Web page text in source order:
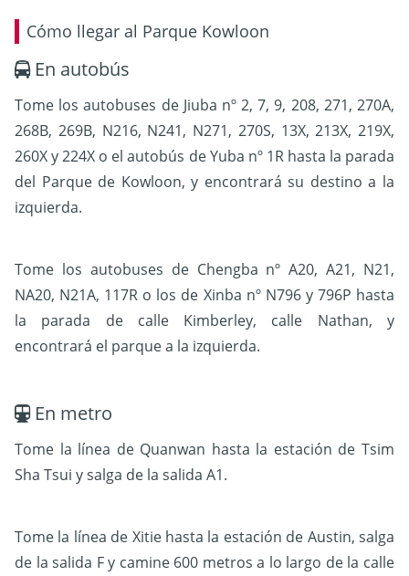
Cómo llegar al Parque Kowloon
En autobús
Tome los autobuses de Jiuba nº 2, 7, 9, 208, 271, 270A,
268B, 269B, N216, N241, N271, 270S, 13X, 213X, 219X,
260X y 224X o el autobús de Yuba nº 1R hasta la parada
del Parque de Kowloon, y encontrará su destino a la
izquierda.
Tome los autobuses de Chengba nº A20, A21, N21,
NA20, N21A, 117R o los de Xinba nº N796 y 796P hasta
la parada de calle Kimberley, calle Nathan, y
encontrará el parque a la izquierda.
En metro
Tome la línea de Quanwan hasta la estación de Tsim
Sha Tsui y salga de la salida A1.
Tome la línea de Xitie hasta la estación de Austin, salga
de la salida F y camine 600 metros a lo largo de la calle